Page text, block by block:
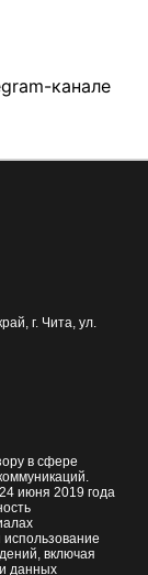
канале
г. Чита, ул.
в сфере
июня 2019 года
включая
данных